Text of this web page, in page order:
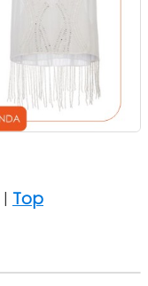
| Top